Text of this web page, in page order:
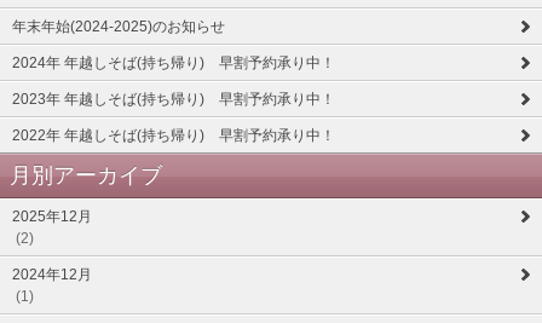
年末年始(2024-2025)のお知らせ
2024年 年越しそば(持ち帰り) 早割予約承り中！
2023年 年越しそば(持ち帰り) 早割予約承り中！
2022年 年越しそば(持ち帰り) 早割予約承り中！
月別アーカイブ
2025年12月
(2)
2024年12月
(1)